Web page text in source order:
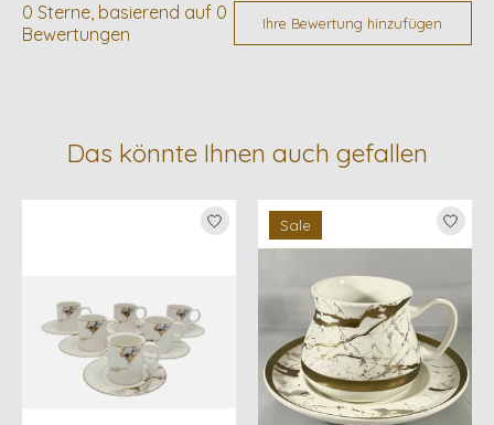
0 Sterne, basierend auf 0
Bewertungen
Ihre Bewertung hinzufügen
Das könnte Ihnen auch gefallen
Produkt-Karussell-Artikel
Sale